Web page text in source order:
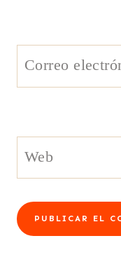
Correo
Web